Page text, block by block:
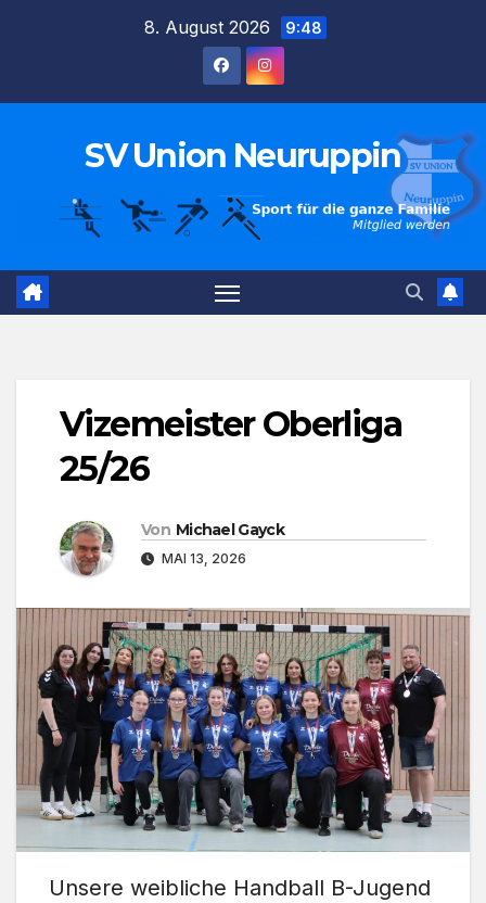
8. August 2026 9:48
SV Union Neuruppin
Vizemeister Oberliga
25/26
Von Michael Gayck
MAI 13, 2026
Unsere weibliche Handball B-Jugend